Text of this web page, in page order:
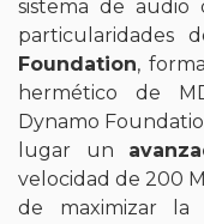
sistema de audio
particularidades
Foundation,
hermético de
Dynamo
lugar un
velocidad de 200
de maximizar